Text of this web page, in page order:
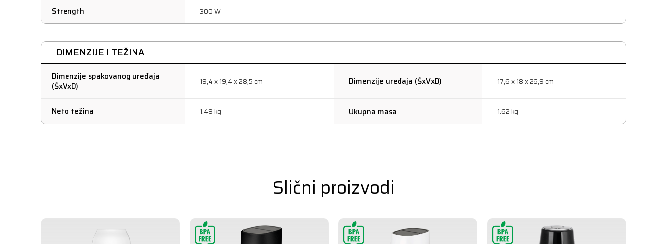
Strength 300 W
DIMENZIJE I TEŽINA
Dimenzije spakovanog uređaja
(ŠxVxD)
19,4 x 19,4 x 28,5 cm Dimenzije uređaja (ŠxVxD) 17,6 x 18 x 26,9 cm
Neto težina 1.48 kg Ukupna masa 1.62 kg
Slični proizvodi